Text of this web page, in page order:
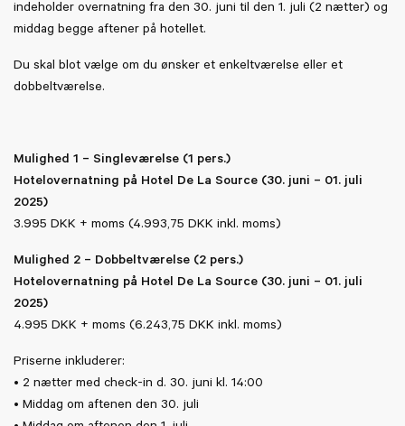
indeholder overnatning fra den 30. juni til den 1. juli (2 nætter) og
middag begge aftener på hotellet.
Du skal blot vælge om du ønsker et enkeltværelse eller et
dobbeltværelse.
Mulighed 1 – Singleværelse (1 pers.)
Hotelovernatning på Hotel De La Source (30. juni – 01. juli
2025)
3.995 DKK + moms (4.993,75 DKK inkl. moms)
Mulighed 2 – Dobbeltværelse (2 pers.)
Hotelovernatning på Hotel De La Source (30. juni – 01. juli
2025)
4.995 DKK + moms (6.243,75 DKK inkl. moms)
Priserne inkluderer:
• 2 nætter med check-in d. 30. juni kl. 14:00
• Middag om aftenen den 30. juli